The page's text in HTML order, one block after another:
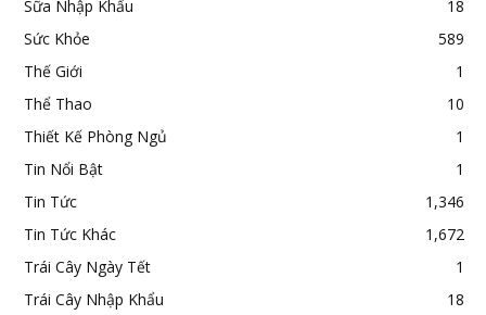
Sữa Nhập Khẩu
18
Sức Khỏe
589
Thế Giới
1
Thể Thao
10
Thiết Kế Phòng Ngủ
1
Tin Nổi Bật
1
Tin Tức
1,346
Tin Tức Khác
1,672
Trái Cây Ngày Tết
1
Trái Cây Nhập Khẩu
18